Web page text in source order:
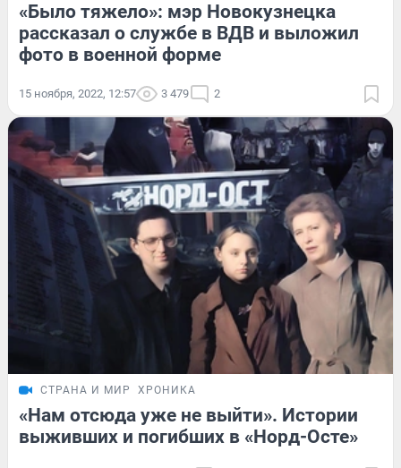
«Было тяжело»: мэр Новокузнецка
рассказал о службе в ВДВ и выложил
фото в военной форме
15 ноября, 2022, 12:57 3 479 2
СТРАНА И МИР ХРОНИКА
«Нам отсюда уже не выйти». Истории
выживших и погибших в «Норд-Осте»